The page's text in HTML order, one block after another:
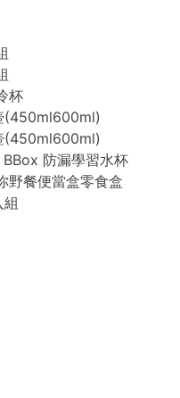
杯
(450ml600ml)
(450ml600ml)
防漏學習水杯
野餐便當盒零食盒